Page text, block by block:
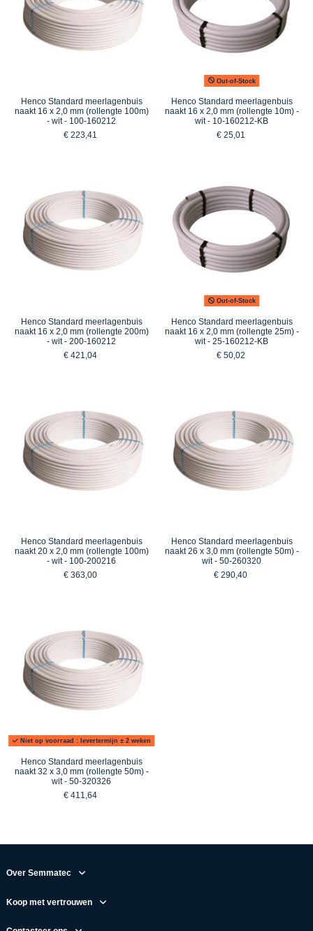
Henco Standard meerlagenbuis
naakt 16 x 2,0 mm (rollengte 100m)
- wit - 100-160212
€ 223,41
Out-of-Stock
Henco Standard meerlagenbuis
naakt 16 x 2,0 mm (rollengte 10m) -
wit - 10-160212-KB
€ 25,01
Henco Standard meerlagenbuis
naakt 16 x 2,0 mm (rollengte 200m)
- wit - 200-160212
€ 421,04
Out-of-Stock
Henco Standard meerlagenbuis
naakt 16 x 2,0 mm (rollengte 25m) -
wit - 25-160212-KB
€ 50,02
Henco Standard meerlagenbuis
naakt 20 x 2,0 mm (rollengte 100m)
- wit - 100-200216
€ 363,00
Henco Standard meerlagenbuis
naakt 26 x 3,0 mm (rollengte 50m) -
wit - 50-260320
€ 290,40
Niet op voorraad : levertermijn ± 2 weken
Henco Standard meerlagenbuis
naakt 32 x 3,0 mm (rollengte 50m) -
wit - 50-320326
€ 411,64
Over Semmatec
Koop met vertrouwen